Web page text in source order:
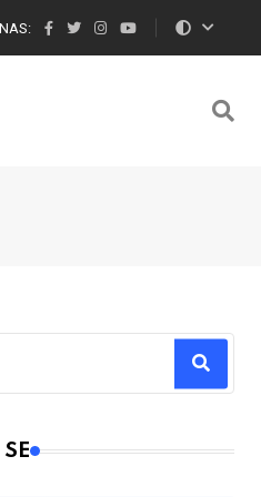
characters for results.